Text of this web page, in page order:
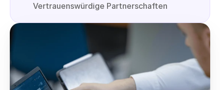
Vertrauenswürdige Partnerschaften